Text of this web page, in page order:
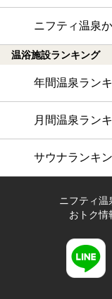
ニフティ温泉
温浴施設ランキング
年間温泉ラン
月間温泉ラン
サウナランキ
ニフティ温
おトク情